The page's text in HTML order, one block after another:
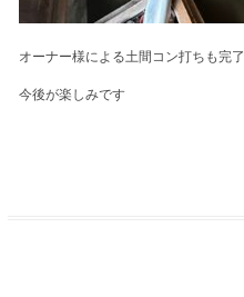
オーナー様による土間コン打ちも完了
今後が楽しみです